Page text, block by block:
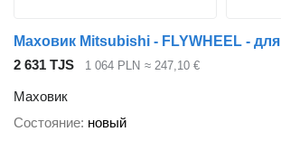
2 631 TJS 1 064 PLN ≈ 247,10 €
Маховик
Состояние новый